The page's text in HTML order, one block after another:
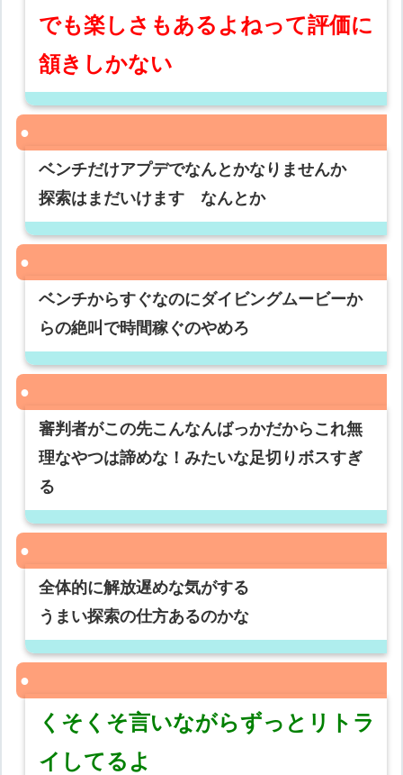
でも楽しさもあるよねって評価に
頷きしかない
ベンチだけアプデでなんとかなりませんか
探索はまだいけます なんとか
ベンチからすぐなのにダイビングムービーか
らの絶叫で時間稼ぐのやめろ
審判者がこの先こんなんばっかだからこれ無
理なやつは諦めな！みたいな足切りボスすぎ
る
全体的に解放遅めな気がする
うまい探索の仕方あるのかな
くそくそ言いながらずっとリトラ
イしてるよ